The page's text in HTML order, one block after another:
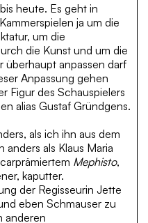
heute. Es geht in
ja um die
um die
die Kunst und um die
überhaupt anpassen darf
Anpassung gehen
Figur des Schauspielers
alias Gustaf Gründgens.
als ich ihn aus dem
als Klaus Maria
Mephisto,
kaputter.
der Regisseurin Jette
eben Schmauser zu
anderen